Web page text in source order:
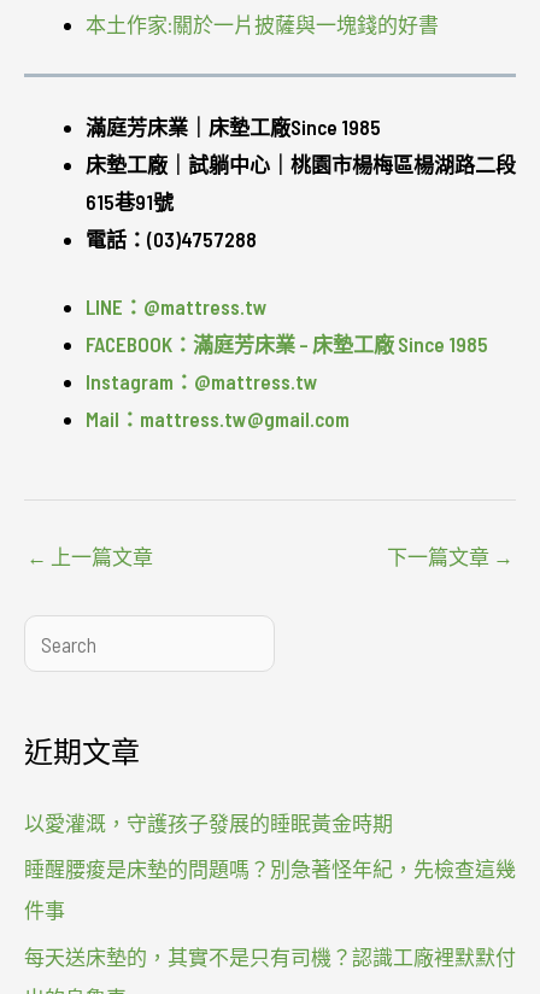
本土作家:關於一片披薩與一塊錢的好書
滿庭芳床業｜床墊工廠Since 1985
床墊工廠｜試躺中心｜桃園市楊梅區楊湖路二段
615巷91號
電話：(03)4757288
LINE：@mattress.tw
FACEBOOK：滿庭芳床業 – 床墊工廠 Since 1985
Instagram：@mattress.tw
Mail：mattress.tw@gmail.com
← 上一篇文章 下一篇文章 →
搜
尋
近期文章
以愛灌溉，守護孩子發展的睡眠黃金時期
睡醒腰痠是床墊的問題嗎？別急著怪年紀，先檢查這幾
件事
每天送床墊的，其實不是只有司機？認識工廠裡默默付